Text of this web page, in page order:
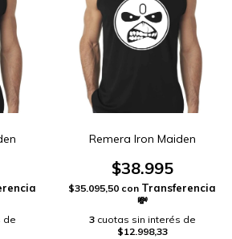
de
Remera Iron Maiden
$38.995
$35.095,50 con
3 cuotas sin interés de
$12.998,33